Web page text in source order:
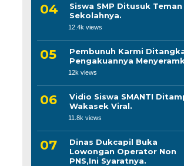
Siswa SMP Ditusuk Teman
Sekolahnya.
12.4k views
Pembunuh Karmi
Pengakuannya
12k views
Vidio Siswa SMANTI
Wakasek Viral.
11.8k views
Dinas Dukcapil Buka
Lowongan Operator Non
PNS,Ini Syaratnya.